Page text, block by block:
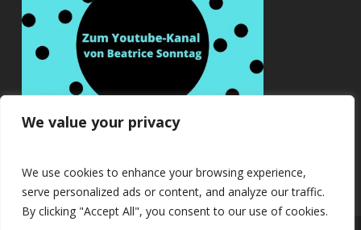
We value your privacy
We use cookies to enhance your browsing experience,
serve personalized ads or content, and analyze our traffic.
By clicking "Accept All", you consent to our use of cookies.